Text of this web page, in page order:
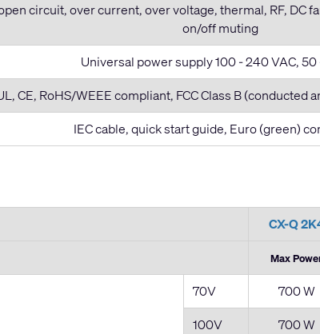
circuit, over current, over voltage, thermal, RF, DC
on/off muting
Universal power supply 100 - 240 VAC,
CE, RoHS/WEEE compliant, FCC Class B (conducted
IEC cable, quick start guide, Euro (green)
CX-Q
Max
70V 700 W
100V
700 W